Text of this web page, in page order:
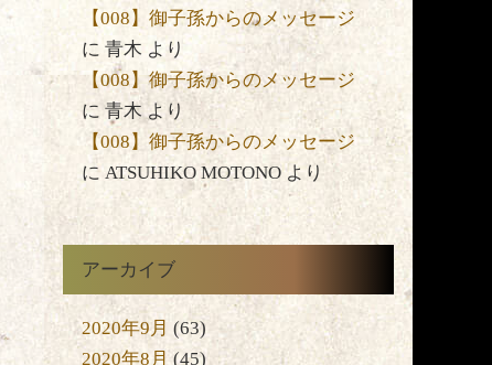
【008】御子孫からのメッセージ
に 青木 より
【008】御子孫からのメッセージ
に青木 より
【008】御子孫からのメッセージ
にATSUHIKO MOTONO より
アーカイブ
2020年9月 (63)
2020年8月(45)